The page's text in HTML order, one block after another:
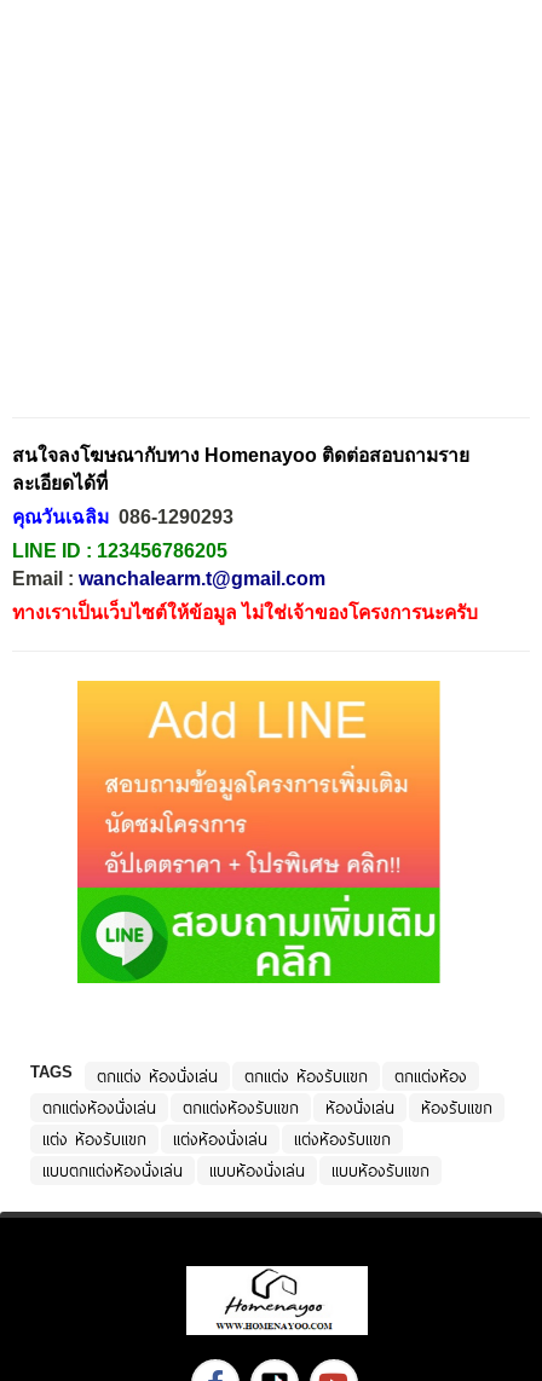
สนใจลงโฆษณากับทาง Homenayoo ติดต่อสอบถามราย
ละเอียดได้ที่
คุณวันเฉลิม 086-1290293
LINE ID : 123456786205
Email : wanchalearm.t@gmail.com
ทางเราเป็นเว็บไซต์ให้ข้อมูล ไม่ใช่เจ้าของโครงการนะครับ
TAGS ตกแต่ง ห้องนั่งเล่น ตกแต่ง ห้องรับแขก
ตกแต่งห้อง
ตกแต่งห้องนั่งเล่น
ตกแต่งห้องรับแขก ห้องนั่งเล่น
ห้องรับแขก
แต่ง ห้องรับแขก
แต่งห้องนั่งเล่น
แต่งห้องรับแขก
แบบตกแต่งห้องนั่งเล่น
แบบห้องนั่งเล่น แบบห้องรับแขก